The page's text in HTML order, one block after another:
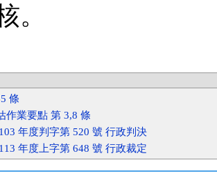
。
條
作業要點 第 3,8 條
年度判字第 520 號 行政判決
年度上字第 648 號 行政裁定